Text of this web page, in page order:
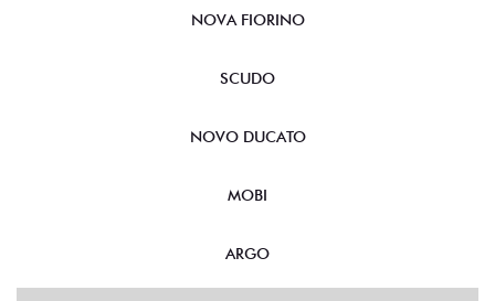
NOVA FIORINO
SCUDO
NOVO DUCATO
MOBI
ARGO